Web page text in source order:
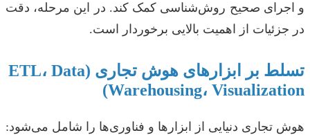
و اجرای صحیح روش‌شناسی کمک کند. در این مرحله، دقت
در جزئیات از اهمیت بالایی برخوردار است.
تسلط بر ابزارهای هوش تجاری (ETL، Data
Warehousing، Visualization)
هوش تجاری دنیایی از ابزارها و فناوری‌ها را شامل می‌شود: